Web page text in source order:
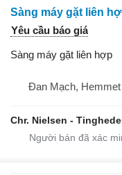
Yêu cầu báo giá
Sàng máy gặt liên hợp
Đan Mạch, Hemmet
Chr. Nielsen -